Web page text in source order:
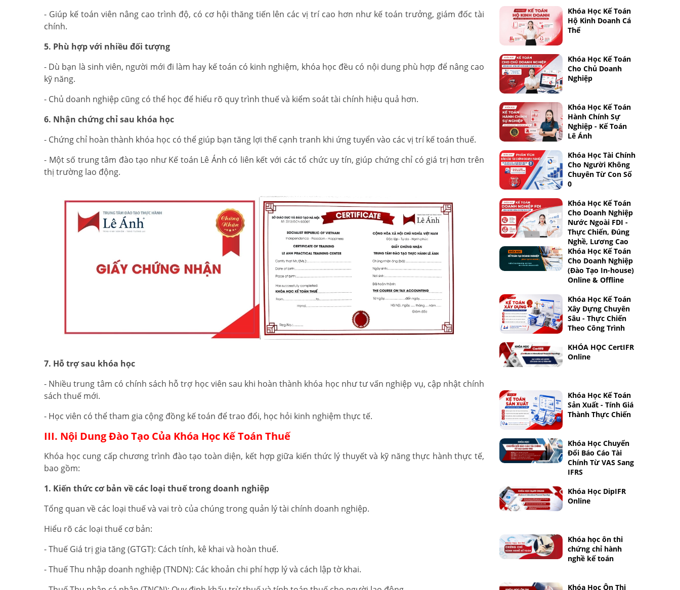
- Giúp kế toán viên nâng cao trình độ, có cơ hội thăng tiến lên các vị trí cao hơn như kế toán trưởng, giám đốc tài
chính.
5. Phù hợp với nhiều đối tượng
- Dù bạn là sinh viên, người mới đi làm hay kế toán có kinh nghiệm, khóa học đều có nội dung phù hợp để nâng cao
kỹ năng.
- Chủ doanh nghiệp cũng có thể học để hiểu rõ quy trình thuế và kiểm soát tài chính hiệu quả hơn.
6. Nhận chứng chỉ sau khóa học
- Chứng chỉ hoàn thành khóa học có thể giúp bạn tăng lợi thế cạnh tranh khi ứng tuyển vào các vị trí kế toán thuế.
- Một số trung tâm đào tạo như Kế toán Lê Ánh có liên kết với các tổ chức uy tín, giúp chứng chỉ có giá trị hơn trên
thị trường lao động.
7. Hỗ trợ sau khóa học
- Nhiều trung tâm có chính sách hỗ trợ học viên sau khi hoàn thành khóa học như tư vấn nghiệp vụ, cập nhật chính
sách thuế mới.
- Học viên có thể tham gia cộng đồng kế toán để trao đổi, học hỏi kinh nghiệm thực tế.
III. Nội Dung Đào Tạo Của Khóa Học Kế Toán Thuế
Khóa học cung cấp chương trình đào tạo toàn diện, kết hợp giữa kiến thức lý thuyết và kỹ năng thực hành thực tế,
bao gồm:
1. Kiến thức cơ bản về các loại thuế trong doanh nghiệp
Tổng quan về các loại thuế và vai trò của chúng trong quản lý tài chính doanh nghiệp.
Hiểu rõ các loại thuế cơ bản:
- Thuế Giá trị gia tăng (GTGT): Cách tính, kê khai và hoàn thuế.
- Thuế Thu nhập doanh nghiệp (TNDN): Các khoản chi phí hợp lý và cách lập tờ khai.
Khóa Học Kế Toán
Hộ Kinh Doanh Cá
Thể
Khóa Học Kế Toán
Cho Chủ Doanh
Nghiệp
Khóa Học Kế Toán
Hành Chính Sự
Nghiệp - Kế Toán
Lê Ánh
Khóa Học Tài Chính
Cho Người Không
Chuyên Từ Con Số
0
Khóa Học Kế Toán
Cho Doanh Nghiệp
Nước Ngoài FDI -
Thực Chiến, Đúng
Nghề, Lương Cao
Khóa Học Kế Toán
Cho Doanh Nghiệp
(Đào Tạo In-house)
Online & Offline
Khóa Học Kế Toán
Xây Dựng Chuyên
Sâu - Thực Chiến
Theo Công Trình
KHÓA HỌC CertIFR
Online
Khóa Học Kế Toán
Sản Xuất - Tính Giá
Thành Thực Chiến
Khóa Học Chuyển
Đổi Báo Cáo Tài
Chính Từ VAS Sang
IFRS
Khóa Học DipIFR
Online
Khóa học ôn thi
chứng chỉ hành
nghề kế toán
Khóa Học Ôn Thi